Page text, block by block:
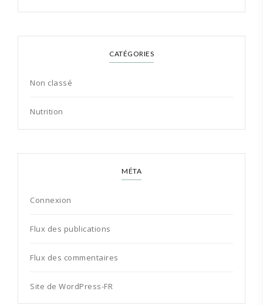
CATÉGORIES
Non classé
Nutrition
MÉTA
Connexion
Flux des publications
Flux des commentaires
Site de WordPress-FR